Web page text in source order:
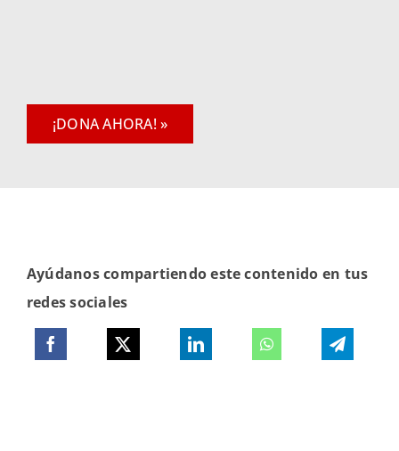
¡DONA AHORA! »
Ayúdanos compartiendo este contenido en tus
redes sociales